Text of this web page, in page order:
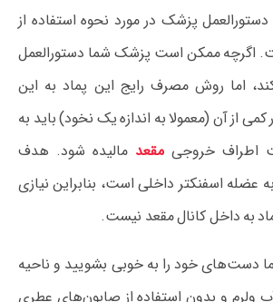
پزشک در مورد نحوه استفاده از
اگرچه ممکن است پزشک شما دستورالعمل
اما روش مصرف رایج این پماد به این
از آن (معمولا به اندازه یک نخود) باید به
اطراف خروجی مقعد مالیده شود. هدف
عضله اسفنکتر داخلی است، بنابراین نیازی
به داخل کانال مقعد نیست.
دست‌های خود را به خوبی بشویید و ناحیه
آب ولرم و بدون استفاده از صابون‌های عطری